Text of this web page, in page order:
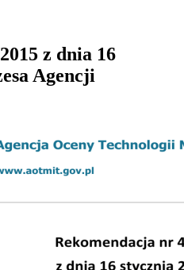
z dnia 16
Agencji